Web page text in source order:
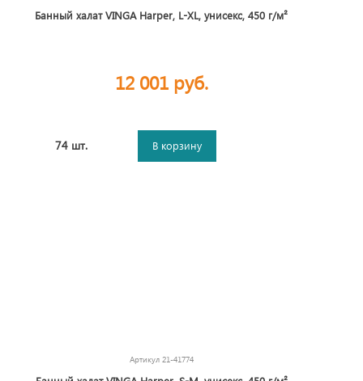
Банный халат VINGA Harper, L-XL, унисекс, 450 г/м²
12 001 руб.
74 шт. В корзину
Артикул 21-41774